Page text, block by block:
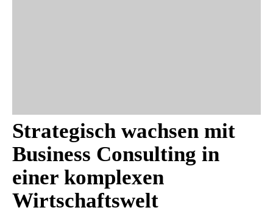
Strategisch wachsen mit
Business Consulting in
einer komplexen
Wirtschaftswelt